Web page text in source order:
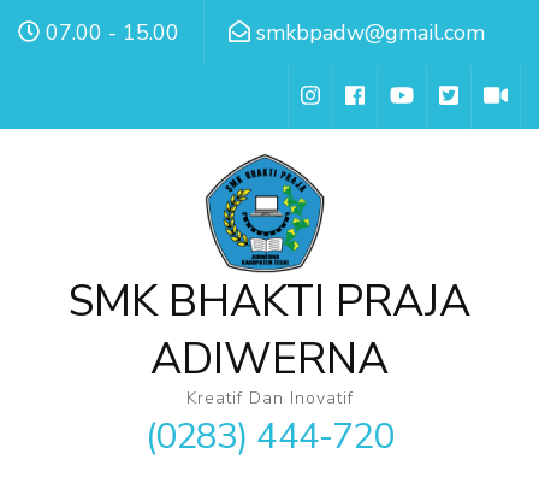
Lompat
(Tekan
07.00 - 15.00 smkbpadw@gmail.com
SMK BHAKTI PRAJA
ADIWERNA
Kreatif Dan Inovatif
(0283) 444-720